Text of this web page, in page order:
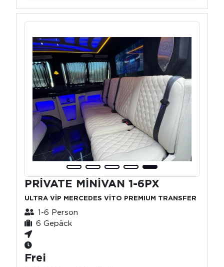
PRİVATE MİNİVAN 1-6PX
ULTRA VİP MERCEDES VİTO PREMIUM TRANSFER
1-6 Person
6 Gepäck
Frei